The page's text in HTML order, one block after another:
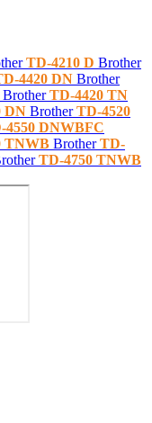
TD-4210 D Brother
4420 DN Brother
BrotherTD-4420 TN
DN BrotherTD-4520
4550 DNWBFC
TNWB BrotherTD-
TD-4750 TNWB